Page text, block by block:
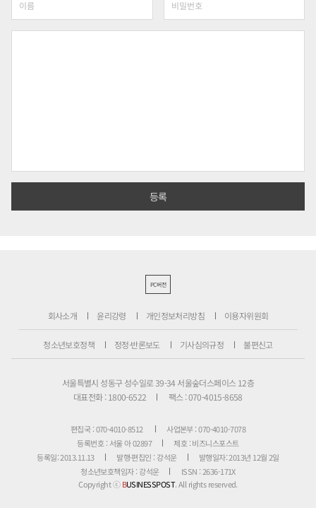
PC버전
회사소개 윤리강령 개인정보처리방침 이용자위원회
청소년보호정책 정정·반론보도 기사심의규정 불편신고
서울특별시 성동구 성수일로 39-34 서울숲더스페이스 12층
대표전화 : 1800-6522
팩스 : 070-4015-8658
편집국 : 070-4010-8512
사업본부 : 070-4010-7078
등록번호 : 서울 아 02897
제호 : 비즈니스포스트
등록일: 2013.11.13
발행·편집인 : 강석운
발행일자: 2013년 12월 2일
청소년보호책임자 : 강석운
ISSN : 2636-171X
Copyright ⓒBUSINESSPOST. All rights reserved.